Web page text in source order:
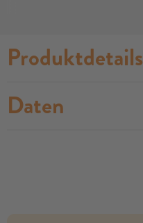
Produktdetails
Daten